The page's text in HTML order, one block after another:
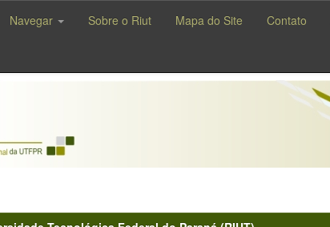
Navegar Sobre o Riut Mapa do Site Contato